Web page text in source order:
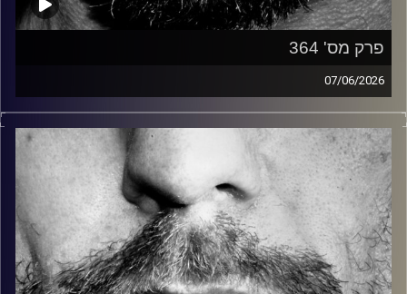
פרק מס' 364
07/06/2026
זיפים, מוזיקה מחוספסת של הופעות חיות. הרבה ג'אם, רוק,
בלוז, bluegrass, ג'אז, Fאנק, פרוגרסיב ואפילו אלקטרוניקה.
כל מה שחי, אמיתי ונושם.
עם שמוליק רגב.
קרדיט תמונות: David Goehring